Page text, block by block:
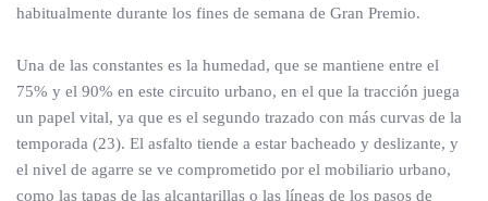
habitualmente durante los fines de semana de Gran Premio.
Una de las constantes es la humedad, que se mantiene entre el
75% y el 90% en este circuito urbano, en el que la tracción juega
un papel vital, ya que es el segundo trazado con más curvas de la
temporada (23). El asfalto tiende a estar bacheado y deslizante, y
el nivel de agarre se ve comprometido por el mobiliario urbano,
como las tapas de las alcantarillas o las líneas de los pasos de